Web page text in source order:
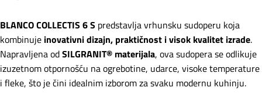
BLANCO COLLECTIS 6 S predstavlja vrhunsku sudoperu koja
kombinuje inovativni dizajn, praktičnost i visok kvalitet izrade.
Napravljena odSILGRANIT® materijala, ova sudopera se odlikuje
izuzetnom otpornošću na ogrebotine, udarce, visoke temperature
i fleke, što je čini idealnim izborom za svaku modernu kuhinju.